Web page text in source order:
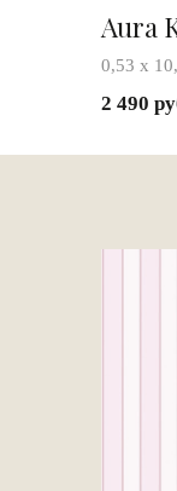
Aura
0,53 х
2 490